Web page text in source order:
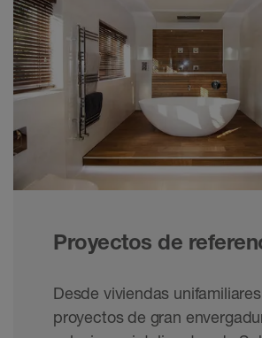
Proyectos de
Desde viviendas
proyectos de gran